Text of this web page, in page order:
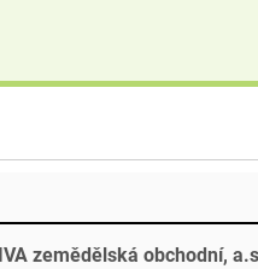
zemědělská obchodní,